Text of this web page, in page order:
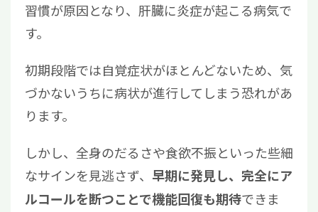
習慣が原因となり、肝臓に炎症が起こる病気で
す。
初期段階では自覚症状がほとんどないため、気
づかないうちに病状が進行してしまう恐れがあ
ります。
しかし、全身のだるさや食欲不振といった些細
なサインを見逃さず、 早期に発見し、完全にア
ルコールを断つことで機能回復も期待できま